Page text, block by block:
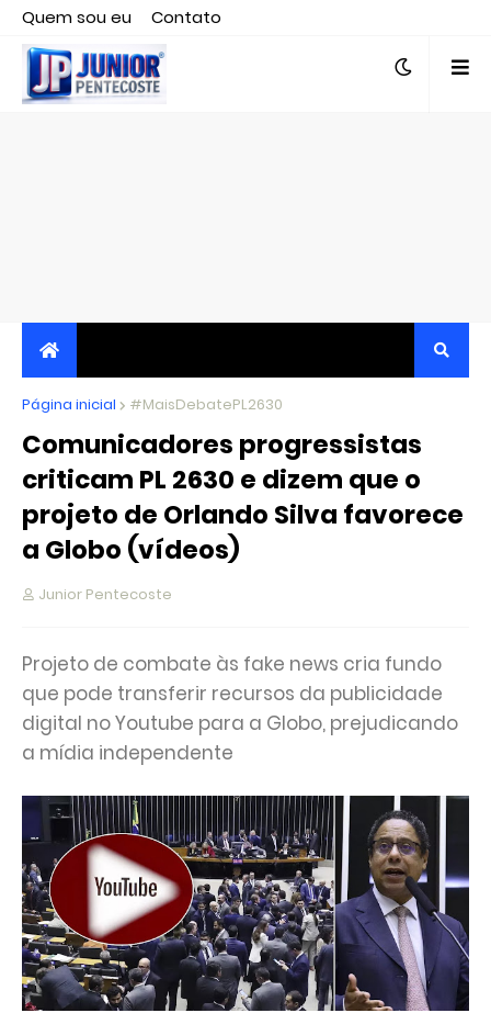
Quem sou eu
Contato
Editor responsável, jornalista Clovis Almeida.
JORNALISMO INDEPENDENTE, TRANSPARENTE E
CRÍTICO
Página inicial #MaisDebatePL2630
Comunicadores progressistas
criticam PL 2630 e dizem que o
projeto de Orlando Silva favorece
a Globo (vídeos)
Junior Pentecoste
Projeto de combate às fake news cria fundo
que pode transferir recursos da publicidade
digital no Youtube para a Globo, prejudicando
a mídia independente